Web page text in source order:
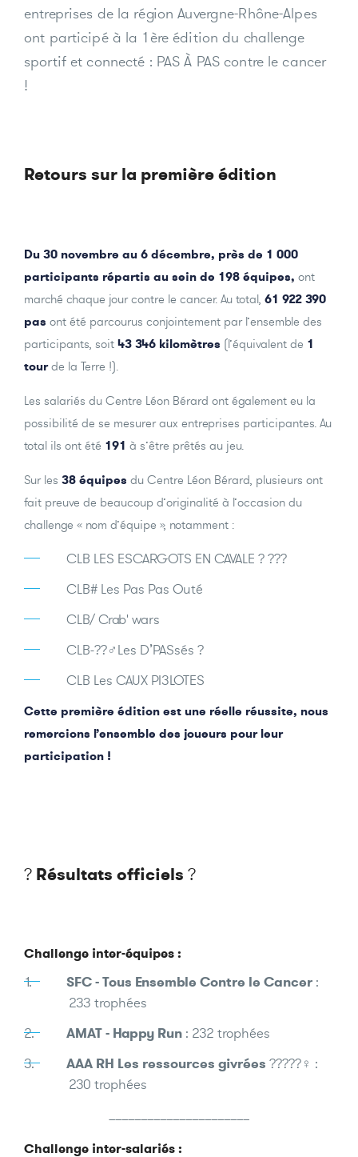
entreprises de la région Auvergne-Rhône-Alpes
ont participé à la 1ère édition du challenge
sportif et connecté : PAS À PAS contre le cancer
!
Retours sur la première édition
Du 30 novembre au 6 décembre, près de 1 000
participants répartis au sein de 198 équipes, ont
marché chaque jour contre le cancer. Au total, 61 922 390
pas ont été parcourus conjointement par l’ensemble des
participants, soit 43 346 kilomètres (l’équivalent de 1
tourde la Terre !).
Les salariés du Centre Léon Bérard ont également eu la
possibilité de se mesurer aux entreprises participantes. Au
total ils ont été 191 à s’être prêtés au jeu.
Sur les 38 équipes du Centre Léon Bérard, plusieurs ont
fait preuve de beaucoup d’originalité à l’occasion du
challenge « nom d’équipe », notamment :
CLB LES ESCARGOTS EN CAVALE ? ???
CLB# Les Pas Pas Outé
CLB/ Crab' wars
CLB-??‍♂️Les D’PASsés ?
CLB Les CAUX PI3LOTES
Cette première édition est une réelle réussite, nous
remercions l’ensemble des joueurs pour leur
participation !
? Résultats officiels ?
Challenge inter-équipes :
SFC - Tous Ensemble Contre le Cancer :
233 trophées
AMAT - Happy Run : 232 trophées
AAA RH Les ressources givrées ?????♀️ :
230 trophées
Challenge inter-salariés :